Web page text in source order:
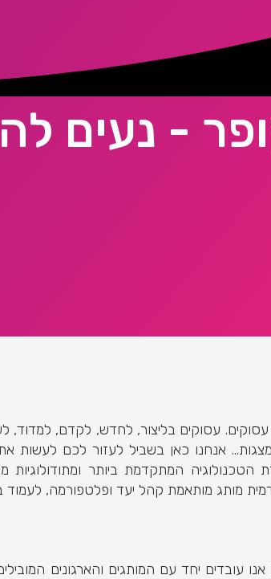
- נעים
עסוקים בליצור, לחדש, לקדם, למדוד,
אנחנו כאן בשביל לעזור לכם לעשות
המתקדמת ביותר
מותג מותאמת קהל יעד ופלטפורמה, לעמוד
אתכם כבר שנים משנת 2009 ועד היום אנו עובדים יחד עם